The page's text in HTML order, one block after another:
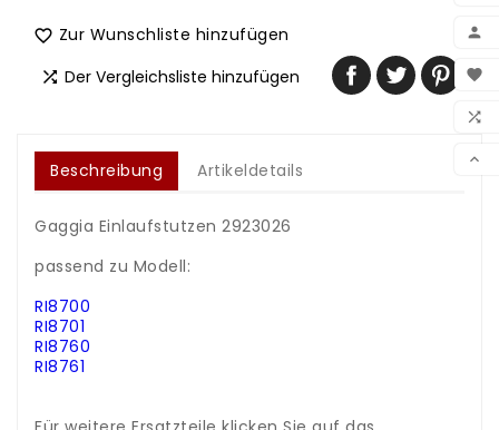




 Zur Wunschliste hinzufügen
 Der Vergleichsliste hinzufügen
Beschreibung Artikeldetails
Gaggia Einlaufstutzen 2923026
passend zu Modell:
RI8700
RI8701
RI8760
RI8761